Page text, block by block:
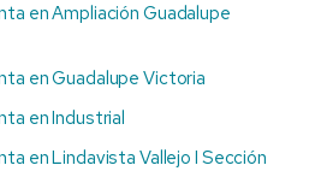
en Ampliación Guadalupe
en Guadalupe Victoria
en Industrial
en Lindavista Vallejo I Sección